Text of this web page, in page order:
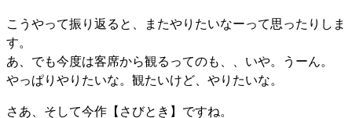
こうやって振り返ると、またやりたいなーって思ったりしま
す。
あ、でも今度は客席から観るってのも、、いや。うーん。
やっぱりやりたいな。観たいけど、やりたいな。
さあ、そして今作【さびとき】ですね。